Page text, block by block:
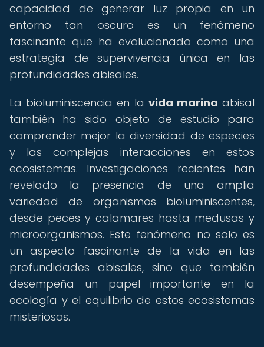
capacidad de generar luz propia en un
entorno tan oscuro es un fenómeno
fascinante que ha evolucionado como una
estrategia de supervivencia única en las
profundidades abisales.
La bioluminiscencia en la vida marina abisal
también ha sido objeto de estudio para
comprender mejor la diversidad de especies
y las complejas interacciones en estos
ecosistemas. Investigaciones recientes han
revelado la presencia de una amplia
variedad de organismos bioluminiscentes,
desde peces y calamares hasta medusas y
microorganismos. Este fenómeno no solo es
un aspecto fascinante de la vida en las
profundidades abisales, sino que también
desempeña un papel importante en la
ecología y el equilibrio de estos ecosistemas
misteriosos.